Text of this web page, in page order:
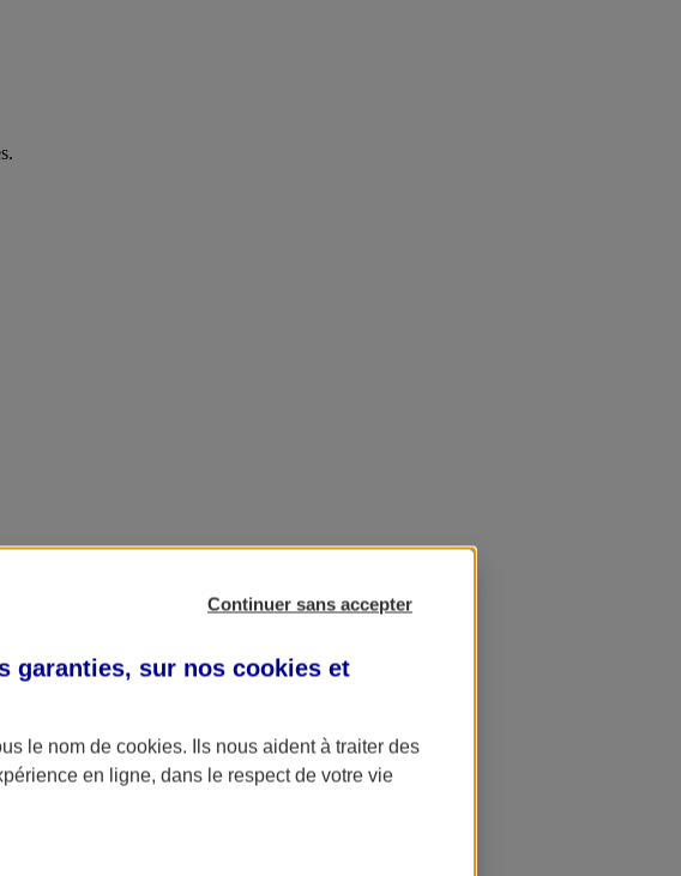
Continuer sans accepter
garanties, sur nos cookies et
le nom de cookies. Ils nous aident à traiter des
en ligne, dans le respect de votre vie